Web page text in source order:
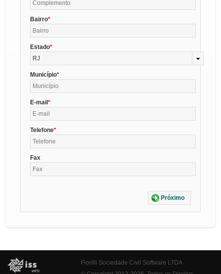
Bairro
Estado
RJ
Município
E-mail
Telefone
Fax
Próximo
Fiorilli Sociedade Civil Software LTDA